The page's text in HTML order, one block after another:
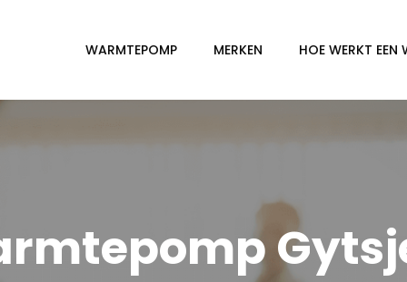
WARMTEPOMP MERKEN HOE WERKT EEN